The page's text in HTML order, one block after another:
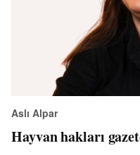
Aslı Alpar
Hayvan hakları